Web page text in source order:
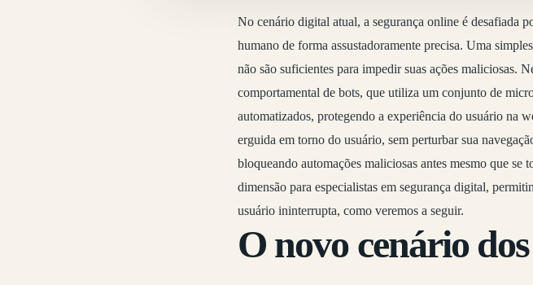
No cenário digital atual, a segurança online é desafiada
humano de forma assustadoramente precisa. Uma
não são suficientes para impedir suas ações maliciosas.
comportamental de bots, que utiliza um conjunto de
automatizados, protegendo a experiência do usuário na
erguida em torno do usuário, sem perturbar sua
bloqueando automações maliciosas antes mesmo que
dimensão para especialistas em segurança digital,
usuário ininterrupta, como veremos a seguir.
O novo cenário